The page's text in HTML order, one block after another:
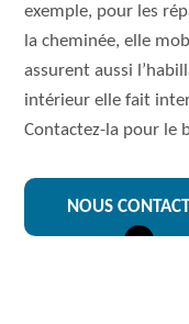
exemple, pour les
la cheminée, elle
assurent aussi
intérieur elle fait
Contactez-la pour le
NOUS